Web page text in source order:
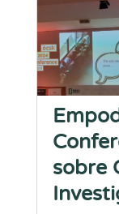
sobre